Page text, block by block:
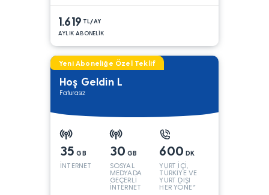
1.619 TL/AY
AYLIK ABONELİK
Yeni Aboneliğe Özel Teklif
Hoş Geldin L
Faturasız
35 GB
İNTERNET
30 GB
SOSYAL
MEDYADA
GEÇERLİ
İNTERNET
600 DK
YURT İÇİ,
TÜRKİYE VE
YURT DIŞI
HER YÖNE*